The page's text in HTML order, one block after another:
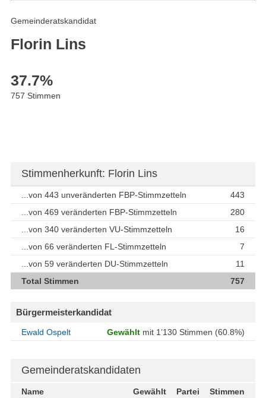
Gemeinderatskandidat
Florin Lins
37.7%
757 Stimmen
Stimmenherkunft: Florin Lins
...von 443 unveränderten FBP-Stimmzetteln
443
...von 469 veränderten FBP-Stimmzetteln
280
...von 340 veränderten VU-Stimmzetteln
16
...von 66 veränderten FL-Stimmzetteln
7
...von 59 veränderten DU-Stimmzetteln
11
Total Stimmen
757
Bürgermeisterkandidat
Ewald Ospelt Gewählt mit 1’130 Stimmen (60.8%)
Gemeinderatskandidaten
Name Gewählt Partei Stimmen